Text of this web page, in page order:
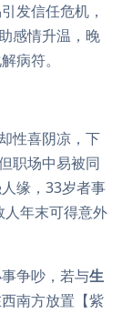
发信任危机，
感情升温，晚
病符。
性喜阴凉，下
职场中易被同
缘，33岁者事
人年末可得意外
争吵，若与生
南方放置【紫